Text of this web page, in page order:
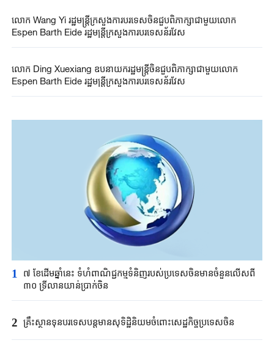
លោក Wang Yi រដ្ឋមន្ត្រីក្រសួងការបរទេសចិនជួបពិភាក្សាជាមួយលោក
Espen Barth Eide រដ្ឋមន្ត្រីក្រសួងការបរទេសន័រវែស
លោក Ding Xuexiang ឧបនាយករដ្ឋមន្ត្រីចិនជួបពិភាក្សាជាមួយលោក
Espen Barth Eide រដ្ឋមន្ត្រីក្រសួងការបរទេសន័រវែស
1
៧ ខែដើមឆ្នាំនេះ ទំហំពាណិជ្ជកម្មទំនិញរបស់ប្រទេសចិនមានចំនួនលើសពី
៣០ ទ្រីលានយាន់ប្រាក់ចិន
2 គ្រឹះស្ថាន​ទុនបរទេស​បន្តមាន​សុទិដ្ឋិនិយម​ចំពោះសេដ្ឋកិច្ច​ប្រទេសចិន​​